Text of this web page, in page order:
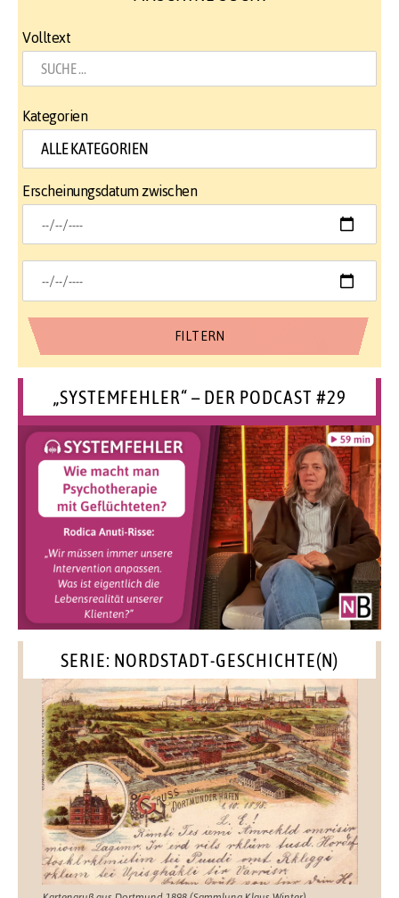
Volltext
Kategorien
Erscheinungsdatum zwischen
„SYSTEMFEHLER“ – DER PODCAST #29
SERIE: NORDSTADT-GESCHICHTE(N)